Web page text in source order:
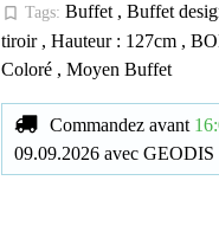
bookmark_border Tags: Buffet , Buffet
tiroir , Hauteur : 127cm ,
Coloré , Moyen Buffet
Commandez avant
09.09.2026 avec GEODIS